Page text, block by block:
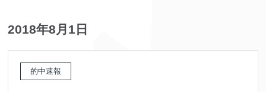
2018年8月1日
的中速報